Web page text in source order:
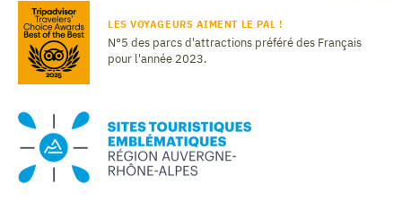
LES VOYAGEURS AIMENT LE PAL !
N°5 des parcs d'attractions préféré des Français
pour l'année 2023.